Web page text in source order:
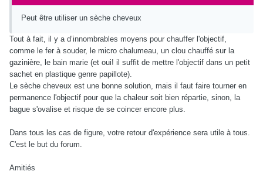
Peut être utiliser un sèche cheveux
Tout à fait, il y a d’innombrables moyens pour chauffer l'objectif,
comme le fer à souder, le micro chalumeau, un clou chauffé sur la
gazinière, le bain marie (et oui! il suffit de mettre l'objectif dans un petit
sachet en plastique genre papillote).
Le sèche cheveux est une bonne solution, mais il faut faire tourner en
permanence l'objectif pour que la chaleur soit bien répartie, sinon, la
bague s'ovalise et risque de se coincer encore plus.
Dans tous les cas de figure, votre retour d'expérience sera utile à tous.
C'est le but du forum.
Amitiés